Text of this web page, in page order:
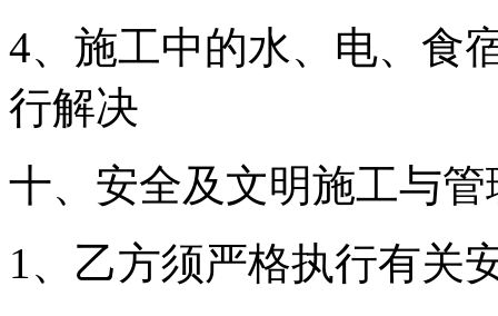
4、施工中的水、电、食
行解决
十、安全及文明施工与管
1、乙方须严格执行有关